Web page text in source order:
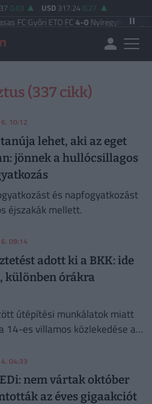
0.03 USD 317.24 0.27
FC| Győri ETO FC 4-0Nyíregyháza Újpest
(337 cikk)
10:12
lehet, aki az eget
jönnek a hullócsillagos
és napfogyatkozást
éjszakák mellett.
09:14
adott ki a BKK: ide
különben órákra
útépítési munkálatok miatt
14-es villamos közlekedése a
04:33
nem vártak október
az éves gigaakciót